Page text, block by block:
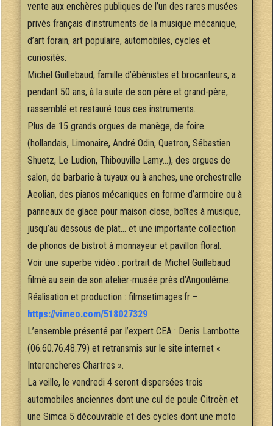
vente aux enchères publiques de l’un des rares musées
privés français d’instruments de la musique mécanique,
d’art forain, art populaire, automobiles, cycles et
curiosités.
Michel Guillebaud, famille d’ébénistes et brocanteurs, a
pendant 50 ans, à la suite de son père et grand-père,
rassemblé et restauré tous ces instruments.
Plus de 15 grands orgues de manège, de foire
(hollandais, Limonaire, André Odin, Quetron, Sébastien
Shuetz, Le Ludion, Thibouville Lamy…), des orgues de
salon, de barbarie à tuyaux ou à anches, une orchestrelle
Aeolian, des pianos mécaniques en forme d’armoire ou à
panneaux de glace pour maison close, boîtes à musique,
jusqu’au dessous de plat… et une importante collection
de phonos de bistrot à monnayeur et pavillon floral.
Voir une superbe vidéo : portrait de Michel Guillebaud
filmé au sein de son atelier-musée près d’Angoulême.
Réalisation et production : filmsetimages.fr –
https://vimeo.com/518027329
L’ensemble présenté par l’expert CEA : Denis Lambotte
(06.60.76.48.79) et retransmis sur le site internet «
Interencheres Chartres ».
La veille, le vendredi 4 seront dispersées trois
automobiles anciennes dont une cul de poule Citroën et
une Simca 5 découvrable et des cycles dont une moto